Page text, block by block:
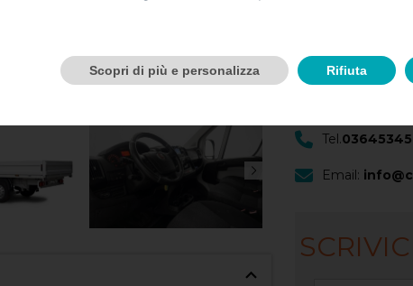
Scopri questo
Tel.
Email:
Scopri di più e personalizza Rifiuta